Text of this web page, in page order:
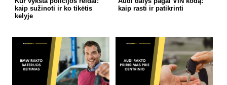
kaip sužinoti ir ko tikėtis
kelyje
kaip rasti ir patikrinti